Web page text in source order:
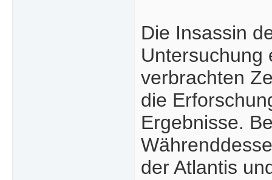
Die Insassin
Untersuchung
verbrachten
die
Ergebnisse.
der Atlantis